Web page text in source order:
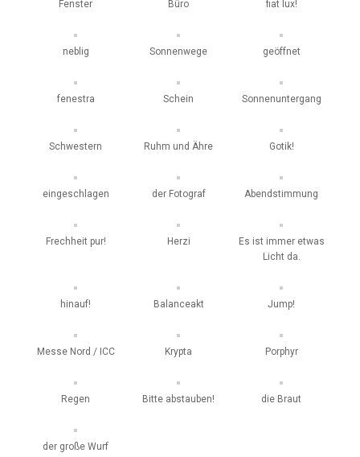
Fenster Büro fiat lux!
neblig Sonnenwege geöffnet
fenestra Schein Sonnenuntergang
Schwestern Ruhm und Ähre Gotik!
eingeschlagen der Fotograf Abendstimmung
Frechheit pur! Herzi
Es ist immer etwas
Licht da.
hinauf! Balanceakt Jump!
Messe Nord / ICC Krypta Porphyr
Regen Bitte abstauben! die Braut
der große Wurf